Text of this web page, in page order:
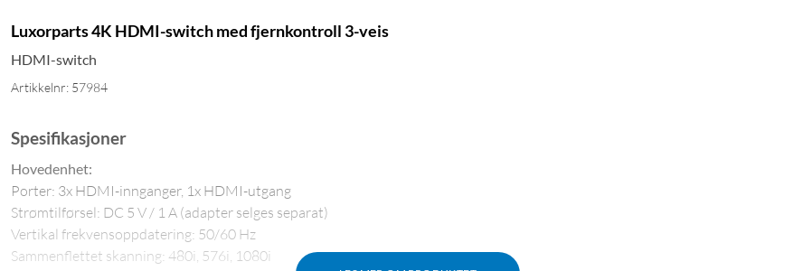
Luxorparts 4K HDMI-switch med fjernkontroll 3-veis
HDMI-switch
Artikkelnr: 57984
Spesifikasjoner
Hovedenhet:
Porter: 3x HDMI-innganger, 1x HDMI-utgang
Strømtilførsel: DC 5 V / 1 A (adapter selges separat)
Vertikal frekvensoppdatering: 50/60 Hz
Sammenflettet skanning: 480i, 576i, 1080i